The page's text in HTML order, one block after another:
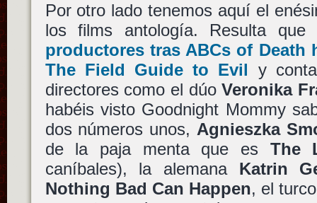
Por otro lado tenemos aquí el
los films antología. Resulta
productores tras ABCs of Death
The Field Guide to Evil y
directores como el dúoVeronika
habéis visto Goodnight Mommy
dos números unos, Agnieszka
de la paja menta que es The
caníbales), la alemana Katrin
Nothing Bad Can Happen, el